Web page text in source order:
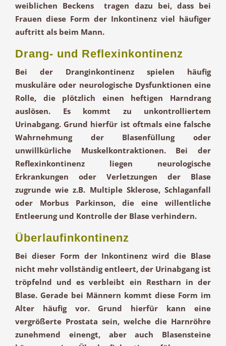
weiblichen Beckens tragen dazu bei, dass bei
Frauen diese Form der Inkontinenz viel häufiger
auftritt als beim Mann.
Drang- und Reflexinkontinenz
Bei der Dranginkontinenz spielen häufig
muskuläre oder neurologische Dysfunktionen eine
Rolle, die plötzlich einen heftigen Harndrang
auslösen. Es kommt zu unkontrolliertem
Urinabgang. Grund hierfür ist oftmals eine falsche
Wahrnehmung der Blasenfüllung oder
unwillkürliche Muskelkontraktionen. Bei der
Reflexinkontinenz liegen neurologische
Erkrankungen oder Verletzungen der Blase
zugrunde wie z.B. Multiple Sklerose, Schlaganfall
oder Morbus Parkinson, die eine willentliche
Entleerung und Kontrolle der Blase verhindern.
Überlaufinkontinenz
Bei dieser Form der Inkontinenz wird die Blase
nicht mehr vollständig entleert, der Urinabgang ist
tröpfelnd und es verbleibt ein Restharn in der
Blase. Gerade bei Männern kommt diese Form im
Alter häufig vor. Grund hierfür kann eine
vergrößerte Prostata sein, welche die Harnröhre
zunehmend einengt, aber auch Blasensteine